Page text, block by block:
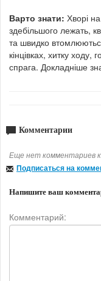
Варто знати: Хворі
здебільшого лежать,
та швидко
кінцівках, хитку
спрага. Докладніше
Комментарии
Еще нет комментариев
Подписаться на
Напишите ваш
Комментарий: